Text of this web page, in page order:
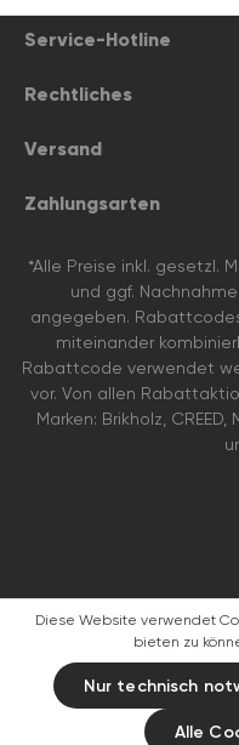
Service-Hotline
Rechtliches
Versand
Zahlungsarten
*Alle Preise inkl. gesetzl.
und ggf.
angegeben.
miteinander
Rabattcode verwendet
vor. Von allen
Marken: Brikholz,
Diese Website verwendet
bieten zu
Nur technisch
Alle